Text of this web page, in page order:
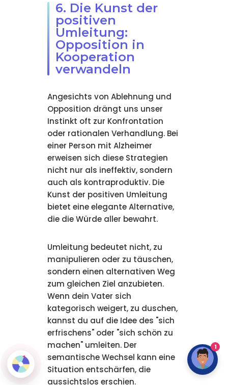
6. Die Kunst der
positiven
Umleitung:
Opposition in
Kooperation
verwandeln
Angesichts von Ablehnung und
Opposition drängt uns unser
Instinkt oft zur Konfrontation
oder rationalen Verhandlung. Bei
einer Person mit Alzheimer
erweisen sich diese Strategien
nicht nur als ineffektiv, sondern
auch als kontraproduktiv. Die
Kunst der positiven Umleitung
bietet eine elegante Alternative,
die die Würde aller bewahrt.
Umleitung bedeutet nicht, zu
manipulieren oder zu täuschen,
sondern einen alternativen Weg
zum gleichen Ziel anzubieten.
Wenn dein Vater sich
kategorisch weigert, zu duschen,
kannst du auf die Idee des "sich
erfrischens" oder "sich schön zu
machen" umleiten. Der
semantische Wechsel kann eine
Situation entschärfen, die
aussichtslos erschien.
1